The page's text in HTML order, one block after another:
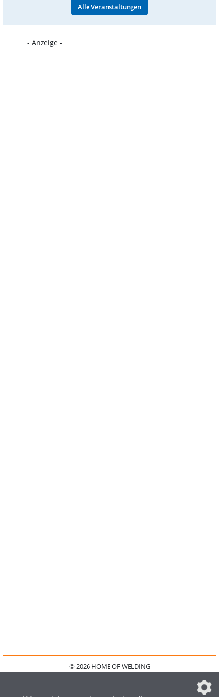
Alle Veranstaltungen
- Anzeige -
© 2026 HOME OF WELDING
IMPRESSUM